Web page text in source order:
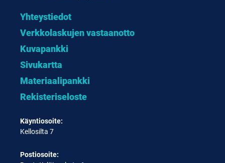
Yhteystiedot
Verkkolaskujen vastaanotto
Kuvapankki
Sivukartta
Materiaalipankki
Rekisteriseloste
Käyntiosoite:
Kellosilta 7
Postiosoite: